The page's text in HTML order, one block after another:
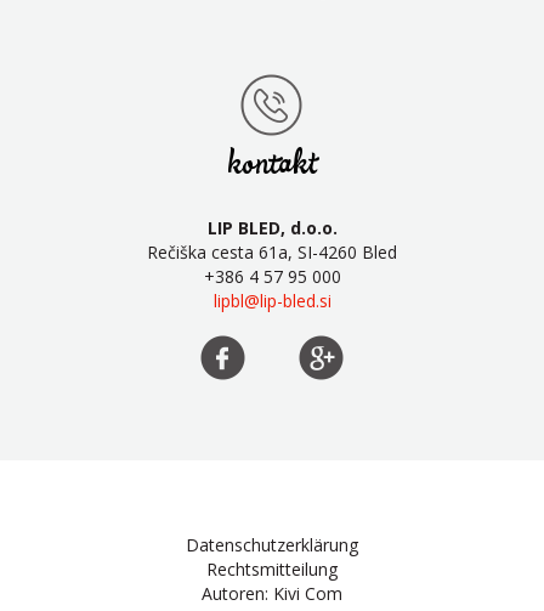
kontakt
LIP BLED, d.o.o.
Rečiška cesta 61a, SI-4260 Bled
+386 4 57 95 000
lipbl@lip-bled.si
Datenschutzerklärung
Rechtsmitteilung
Autoren: Kivi Com